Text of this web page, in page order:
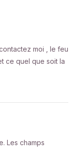
moi , le feu
ce quel que soit la
Les champs